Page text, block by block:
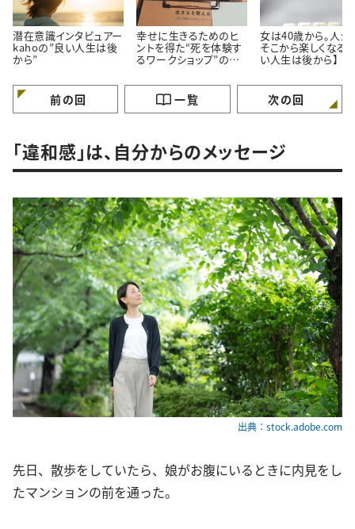
潜在意識インタビュアー
kahoの”良い人生は後
から”
幸せに生きるためのヒ
ントを得た“死を体験す
るワークショップ”の話
女は40歳から。人生
そこから楽しくなる。
い人生は後から】
前の回 一覧 次の回
「違和感」は、自分からのメッセージ
出典：stock.adobe.com
先日、散歩をしていたら、娘がお腹にいるときに内見をし
たマンションの前を通った。